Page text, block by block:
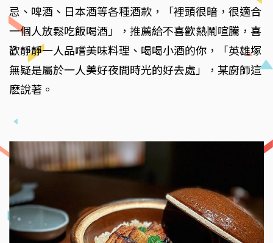
忌、啤酒、日本酒等各種酒款，「裡頭很暗，很適合
一個人放鬆吃飯喝酒」，推薦給不喜歡熱鬧喧騰，喜
歡靜靜一人品嚐美味料理、喝喝小酒的你，「英雄塚
無疑是屬於一人美好夜間時光的好去處」，某廚師這
麽說著。